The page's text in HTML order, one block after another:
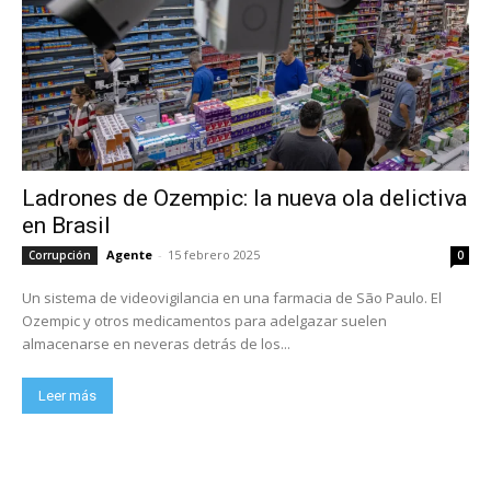
Ladrones de Ozempic: la nueva ola delictiva
en Brasil
Corrupción Agente - 15 febrero 2025 0
Un sistema de videovigilancia en una farmacia de São Paulo. El
Ozempic y otros medicamentos para adelgazar suelen
almacenarse en neveras detrás de los...
Leer más